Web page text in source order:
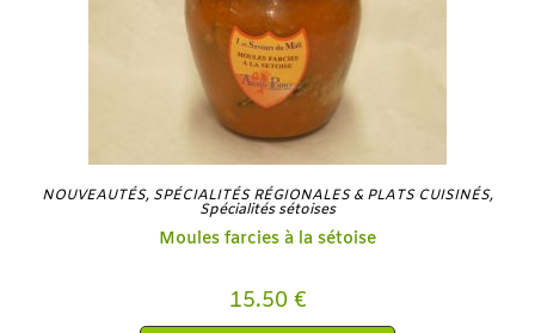
NOUVEAUTÉS, SPÉCIALITÉS RÉGIONALES & PLATS CUISINÉS,
Spécialités sétoises
Moules farcies à la sétoise
15.50 €